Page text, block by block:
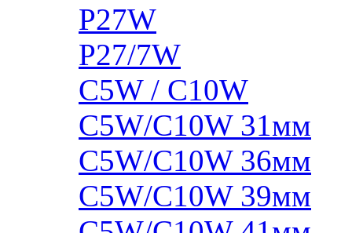
P27W
P27/7W
C5W / C10W
C5W/C10W 31мм
C5W/C10W 36мм
C5W/C10W 39мм